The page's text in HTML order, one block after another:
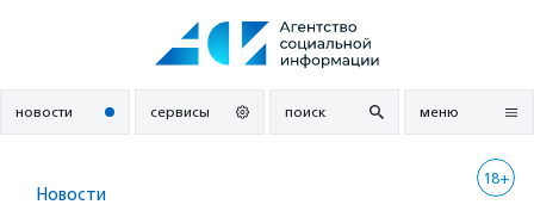
новости сервисы поиск меню
18+
Новости